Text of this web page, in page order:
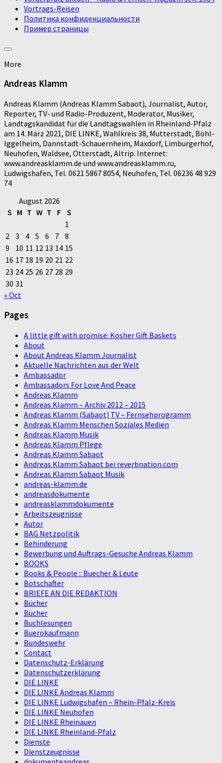
Vortrags-Reisen
Политика конфиденциальности
Пример страницы
More
Andreas Klamm
Andreas Klamm (Andreas Klamm Sabaot), Journalist, Autor,
Reporter, TV- und Radio-Produzent, Moderator, Musiker,
Landtagskandidat für die Landtagswahlen in Rheinland-Pfalz
am 14. März 2021, DIE LINKE, Wahlkreis 38, Mutterstadt, Böhl-
Iggelheim, Dannstadt-Schauernheim, Maxdorf, Limburgerhof,
Neuhofen, Waldsee, Otterstadt, Altrip. Internet:
www.andreasklamm.de und www.andreasklamm.ru,
Ludwigshafen, Tel. 0621 5867 8054, Neuhofen, Tel. 06236 48 929
74
August 2026
S M T W T F S
1
2 3 4 5 6 7 8
9
10 11 12 13 14 15
16 17 18 19 20 21 22
23 24 25 26 27 28 29
30 31
« Oct
Pages
A little gift with promise: Kosher Gift Baskets
About
About Andreas Klamm Journalist
Aktuelle Nachrichten aus der Welt
Ambassador
Ambassadors For Love And Peace
Andreas Klamm
Andreas Klamm – Archiv 2012 – 2015
Andreas Klamm (Sabaot) TV – Fernsehprogramm
Andreas Klamm Menschen Soziales Medien
Andreas Klamm Musik
Andreas Klamm Pflege
Andreas Klamm Sabaot
Andreas Klamm Sabaot bei reverbnation.com
Andreas Klamm Sabaot Musik
andreas-klamm.de
andreasdokumente
andreasklammdokumente
Arbeitszeugnisse
Autor
BAG Netzpolitik
Behinderung
Bewerbung und Auftrags-Gesuche Andreas Klamm
BOOKS
Books & People :: Buecher & Leute
Botschafter
BRIEFE AN DIE REDAKTION
Bücher
Bücher
Buchlesungen
Buerokaufmann
Bundeswehr
Contact
Datenschutz-Erklärung
Datenschutzerklärung
DIE LINKE
DIE LINKE Andreas Klamm
DIE LINKE Ludwigshafen – Rhein-Pfalz-Kreis
DIE LINKE Neuhofen
DIE LINKE Rheinauen
DIE LINKE Rheinland-Pfalz
Dienste
Dienstzeugnisse